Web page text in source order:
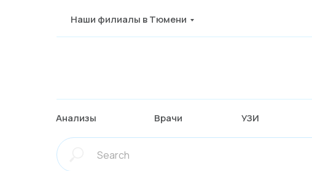
Наши филиалы в Тюмени
Анализы Врачи УЗИ